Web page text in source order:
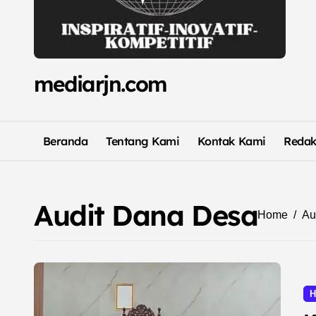
mediarjn.com
Beranda Tentang Kami Kontak Kami
Audit Dana DesaHome